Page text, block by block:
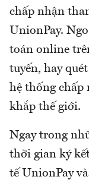
chấp nhận
UnionPay.
toán online
tuyến, hay
hệ thống chấp
khắp thế giới.
Ngay trong
thời gian ký
tế UnionPay